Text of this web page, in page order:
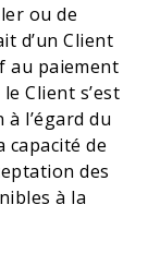
ou de
d’un Client
au paiement
Client s’est
l’égard du
capacité de
des
à la